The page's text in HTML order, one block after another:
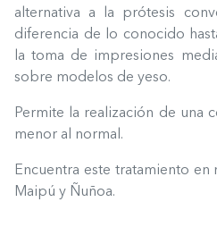
alternativa a la prótesis
diferencia de lo conocido
la toma de impresiones
sobre modelos de yeso.
Permite la realización de una
menor al normal.
Encuentra este tratamiento en
Maipú y Ñuñoa.